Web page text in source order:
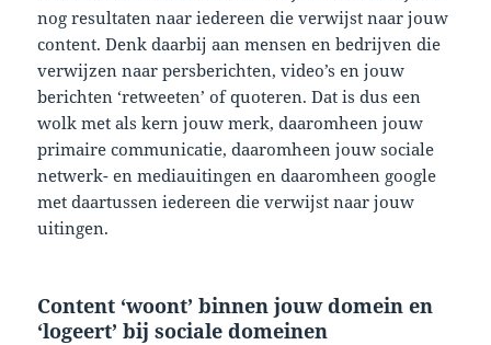
nog resultaten naar iedereen die verwijst naar jouw
content. Denk daarbij aan mensen en bedrijven die
verwijzen naar persberichten, video’s en jouw
berichten ‘retweeten’ of quoteren. Dat is dus een
wolk met als kern jouw merk, daaromheen jouw
primaire communicatie, daaromheen jouw sociale
netwerk- en mediauitingen en daaromheen google
met daartussen iedereen die verwijst naar jouw
uitingen.
Content ‘woont’ binnen jouw domein en
‘logeert’ bij sociale domeinen